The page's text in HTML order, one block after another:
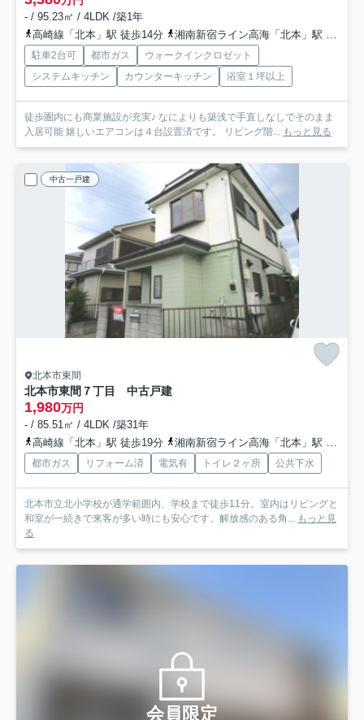
- / 95.23㎡ / 4LDK /築1年
高崎線「北本」駅 徒歩14分
湘南新宿ライン高海「北本」駅 徒歩14分
駐車2台可 都市ガス
ウォークインクロゼット
システムキッチン
カウンターキッチン 浴室１坪以上
徒歩圏内にも商業施設が充実♪ なによりも築浅で手直しなしでそのまま
入居可能 嬉しいエアコンは４台設置済です。 リビング階... もっと見る
中古一戸建
北本市東間
北本市東間７丁目 中古戸建
1,980万円
- / 85.51㎡ / 4LDK /築31年
高崎線「北本」駅 徒歩19分
湘南新宿ライン高海「北本」駅 徒歩19分
都市ガス リフォーム済 電気有 トイレ２ヶ所 公共下水
北本市立北小学校が通学範囲内、学校まで徒歩11分。室内はリビングと
和室が一続きで来客が多い時にも安心です。解放感のある角... もっと見
る
会員限定